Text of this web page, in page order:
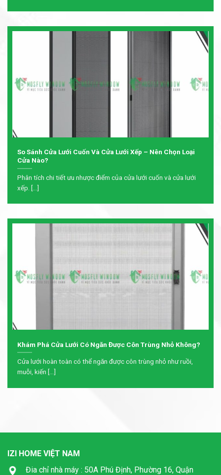
So Sánh Cửa Lưới Cuốn Và Cửa Lưới Xếp – Nên Chọn Loại
Cửa Nào?
Phân tích chi tiết ưu nhược điểm của cửa lưới cuốn và cửa lưới
xếp. [...]
Khám Phá Cửa Lưới Có Ngăn Được Côn Trùng Nhỏ Không?
Cửa lưới hoàn toàn có thể ngăn được côn trùng nhỏ như ruồi,
muỗi, kiến [...]
IZI HOME VIỆT NAM
Đia chỉ nhà máy : 50A Phú Định, Phường 16, Quận